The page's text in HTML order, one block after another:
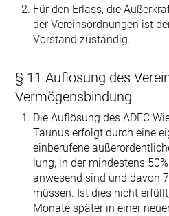
Für den Erlass, die
der Vereinsordnungen ist
Vorstand zuständig.
§ 11 Auflösung des
Vermögensbindung
Die Auflösung des ADFC
Taunus erfolgt durch eine
einberufene
lung, in der mindestens
anwesend sind und davon
müssen. Ist dies nicht
Monate später in einer